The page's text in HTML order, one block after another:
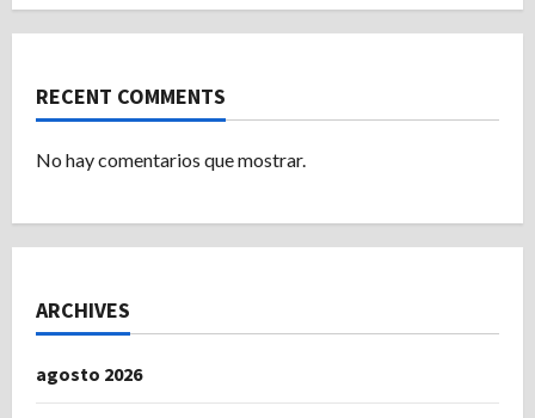
RECENT COMMENTS
No hay comentarios que mostrar.
ARCHIVES
agosto 2026